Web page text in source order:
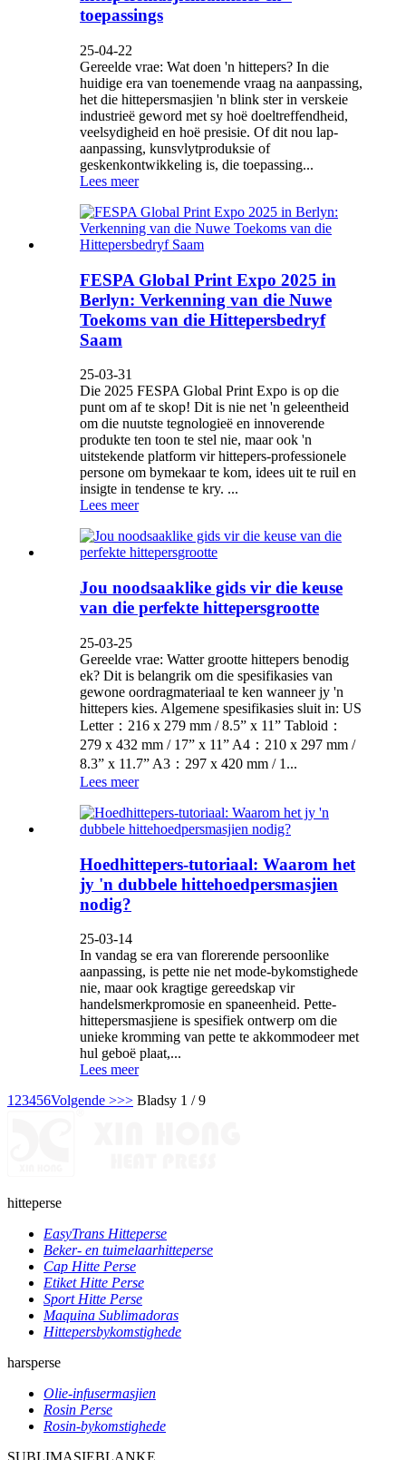
toepassings
25-04-22
Gereelde vrae: Wat doen 'n hittepers? In die
huidige era van toenemende vraag na aanpassing,
het die hittepersmasjien 'n blink ster in verskeie
industrieë geword met sy hoë doeltreffendheid,
veelsydigheid en hoë presisie. Of dit nou lap-
aanpassing, kunsvlytproduksie of
geskenkontwikkeling is, die toepassing...
Lees meer
FESPA Global Print Expo 2025 in
Berlyn: Verkenning van die Nuwe
Toekoms van die Hittepersbedryf
Saam
25-03-31
Die 2025 FESPA Global Print Expo is op die
punt om af te skop! Dit is nie net 'n geleentheid
om die nuutste tegnologieë en innoverende
produkte ten toon te stel nie, maar ook 'n
uitstekende platform vir hittepers-professionele
persone om bymekaar te kom, idees uit te ruil en
insigte in tendense te kry. ...
Lees meer
Jou noodsaaklike gids vir die keuse
van die perfekte hittepersgrootte
25-03-25
Gereelde vrae: Watter grootte hittepers benodig
ek? Dit is belangrik om die spesifikasies van
gewone oordragmateriaal te ken wanneer jy 'n
hittepers kies. Algemene spesifikasies sluit in: US
Letter：216 x 279 mm / 8.5” x 11” Tabloid：
279 x 432 mm / 17” x 11” A4：210 x 297 mm /
8.3” x 11.7” A3：297 x 420 mm / 1...
Lees meer
Hoedhittepers-tutoriaal: Waarom het
jy 'n dubbele hittehoedpersmasjien
nodig?
25-03-14
In vandag se era van florerende persoonlike
aanpassing, is pette nie net mode-bykomstighede
nie, maar ook kragtige gereedskap vir
handelsmerkpromosie en spaneenheid. Pette-
hittepersmasjiene is spesifiek ontwerp om die
unieke kromming van pette te akkommodeer met
hul geboë plaat,...
Lees meer
1 23456Volgende >>> Bladsy 1 / 9
hitteperse
EasyTrans Hitteperse
Beker- en tuimelaarhitteperse
Cap Hitte Perse
Etiket Hitte Perse
Sport Hitte Perse
Maquina Sublimadoras
Hittepersbykomstighede
harsperse
Olie-infusermasjien
Rosin Perse
Rosin-bykomstighede